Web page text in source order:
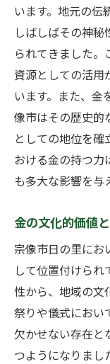
います。地元の伝
しばしばその神
られてきました
資源としての活用
います。また、金
像市はその歴史的
としての地位を
おける金の持つ力
も多大な影響を与
金の文化的価値
宗像市日の里にお
して位置付けら
性から、地域の文
祭りや儀式におい
欠かせない存在と
つようになりまし